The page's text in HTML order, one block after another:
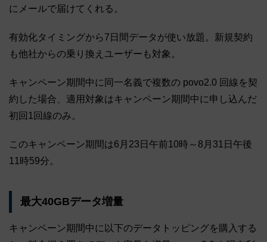
にメールで届けてくれる。
有効化タイミングから7日間データが使い放題。新規契約
も他社からの乗り換えユーザーも対象。
キャンペーン期間中に同一名義で複数の povo2.0 回線を契
約した場合、適用対象はキャンペーン期間中に申し込んだ
初回1回線のみ。
このキャンペーン期間は6月23日午前10時～8月31日午後
11時59分。
最大40GBデータ増量
キャンペーン期間中に以下のデータトッピングを購入する